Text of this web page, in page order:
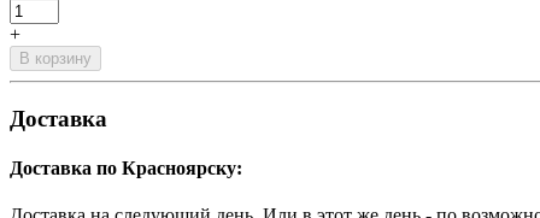
+
В корзину
Доставка
Доставка по Красноярску: